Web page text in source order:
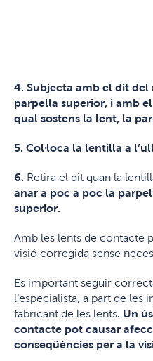
4. Subjecta amb el dit del
parpella superior, i amb
qual sostens la lent, la
5. Col·loca la lentilla a
6. Retira el dit quan la
anar a poc a poc la
superior.
Amb les lents de contacte
visió corregida sense
És important seguir
l’especialista, a part de les
fabricant de les lents. Un
contacte pot causar
conseqüències per a la